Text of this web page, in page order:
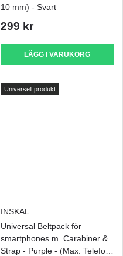
10 mm) - Svart
299 kr
LÄGG I VARUKORG
Universell produkt
INSKAL
Universal Beltpack för
smartphones m. Carabiner &
Strap - Purple - (Max. Telefon: